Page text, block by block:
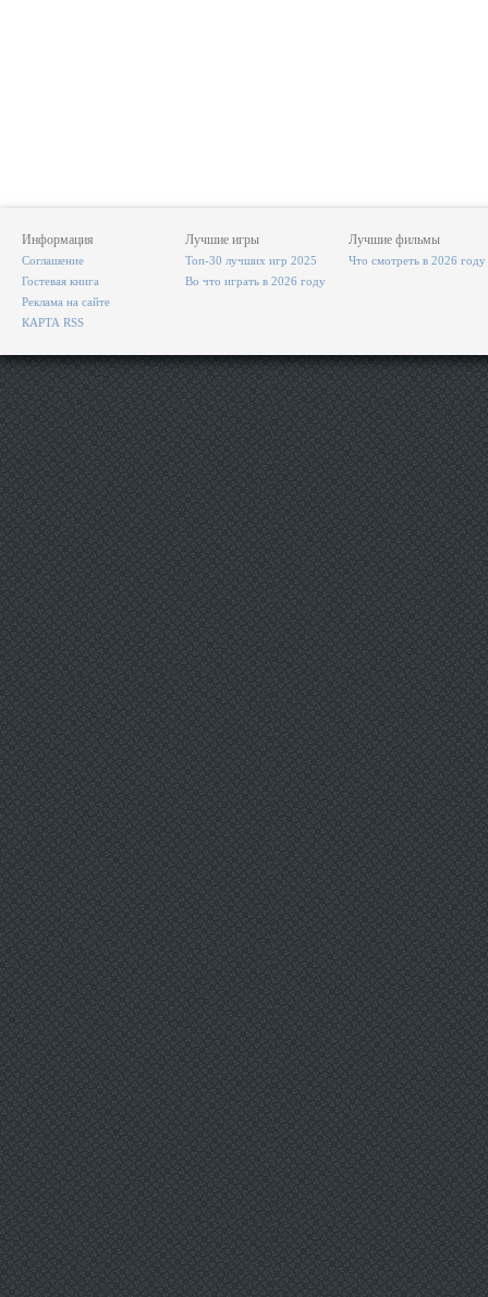
Информация
Соглашение
Гостевая книга
Реклама на сайте
КАРТА RSS
Лучшие игры
Топ-30 лучших игр 2025
Во что играть в 2026 году
Лучшие фильмы
Что смотреть в 2026 году